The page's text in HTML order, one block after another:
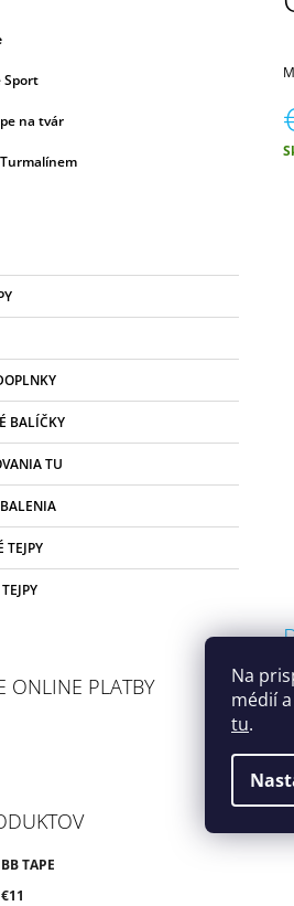
Na
médií
tu.
Sport
na tvár
BALÍČKY
TU
TEJPY
ONLINE PLATBY
BB TAPE
€11